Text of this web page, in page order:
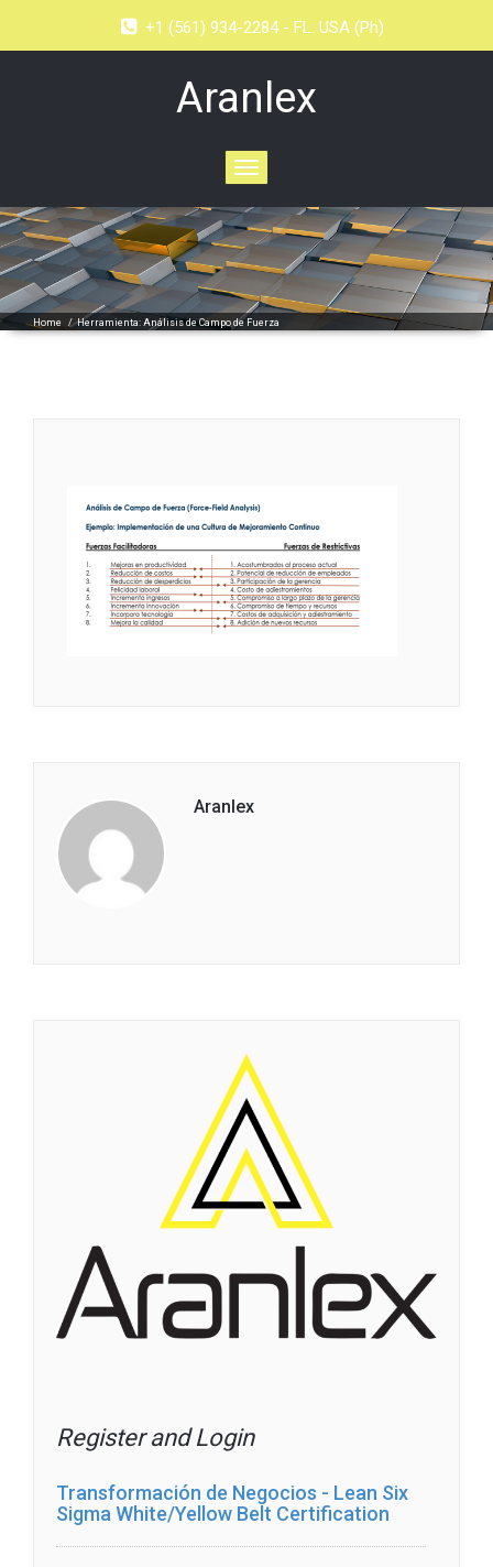
+1 (561) 934-2284 - FL. USA (Ph)
Aranlex
Toggle
navigation
Home /Herramienta: Análisis de Campo de Fuerza
Aranlex
Register and Login
Transformación de Negocios - Lean Six
Sigma White/Yellow Belt Certification